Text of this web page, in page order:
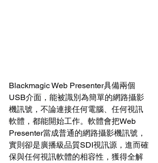
Blackmagic Web Presenter具備兩個
USB介面，能被識別為簡單的網路攝影
機訊號，不論連接任何電腦、任何視訊
軟體，都能開始工作。軟體會把Web
Presenter當成普通的網路攝影機訊號，
實則卻是廣播級品質SDI視訊源，進而確
保與任何視訊軟體的相容性，獲得全解